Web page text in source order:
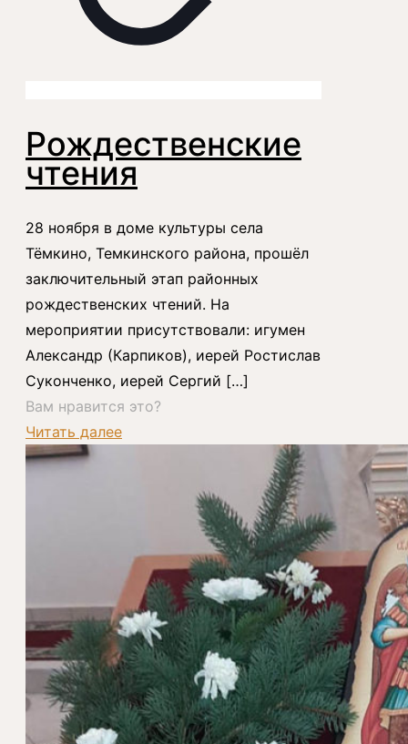
Рождественские
чтения
28 ноября в доме культуры села
Тёмкино, Темкинского района, прошёл
заключительный этап районных
рождественских чтений. На
мероприятии присутствовали: игумен
Александр (Карпиков), иерей Ростислав
Суконченко, иерей Сергий […]
Вам нравится это?
Читать далее